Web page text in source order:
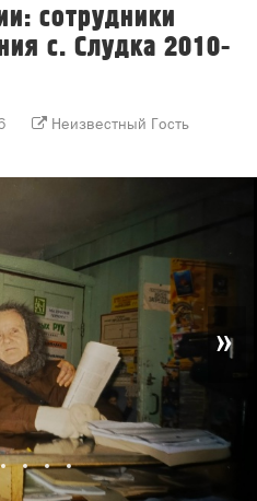
сотрудники
с. Слудка 2010-
Неизвестный Гость
»